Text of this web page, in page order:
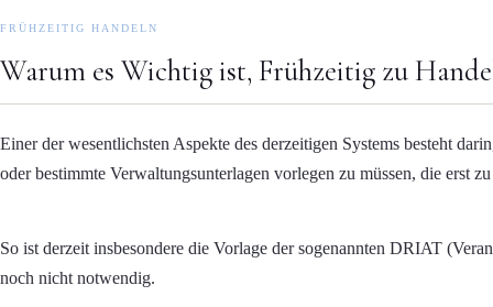
FRÜHZEITIG HANDELN
Warum es Wichtig ist, Frühzeitig zu
Einer der wesentlichsten Aspekte des derzeitigen Systems besteht
oder bestimmte Verwaltungsunterlagen vorlegen zu müssen, die erst
So ist derzeit insbesondere die Vorlage der sogenannten DRIAT
noch nicht notwendig.